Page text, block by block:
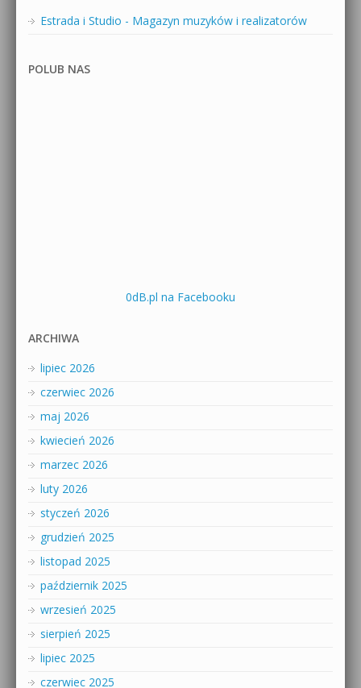
Estrada i Studio - Magazyn muzyków i realizatorów
POLUB NAS
0dB.pl na Facebooku
ARCHIWA
lipiec 2026
czerwiec 2026
maj 2026
kwiecień 2026
marzec 2026
luty 2026
styczeń 2026
grudzień 2025
listopad 2025
październik 2025
wrzesień 2025
sierpień 2025
lipiec 2025
czerwiec 2025